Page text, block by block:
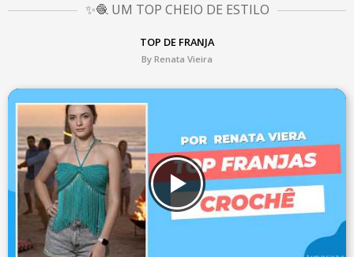
✨🧶 UM TOP CHEIO DE ESTILO
TOP DE FRANJA
By Renata Vieira